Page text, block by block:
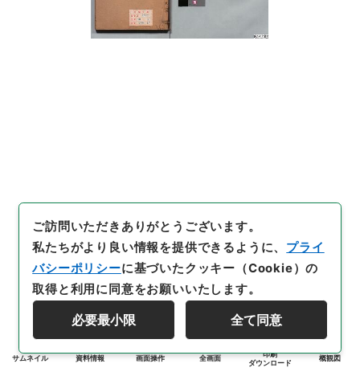
サムネイル 資料情報 画面操作 全画面
印刷
ダウンロード
概観図
ご訪問いただきありがとうございます。
私たちがより良い情報を提供できるように、 プライ
バシーポリシーに基づいたクッキー（Cookie）の
取得と利用に同意をお願いいたします。
必要最小限 全て同意